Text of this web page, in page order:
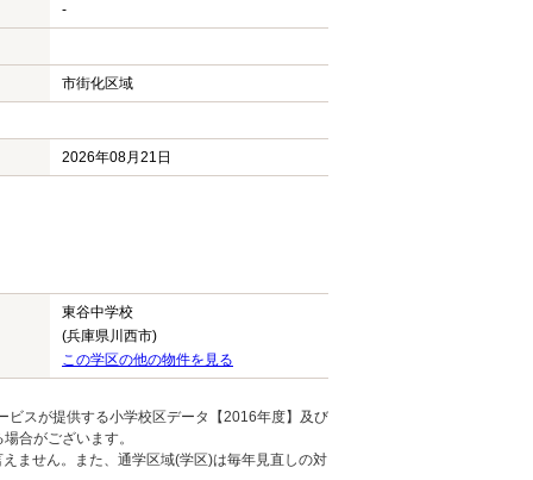
-
市街化区域
2026年08月21日
東谷中学校
(兵庫県川西市)
この学区の他の物件を見る
ビスが提供する小学校区データ【2016年度】及び
合がございます。
ません。また、通学区域(学区)は毎年見直しの対